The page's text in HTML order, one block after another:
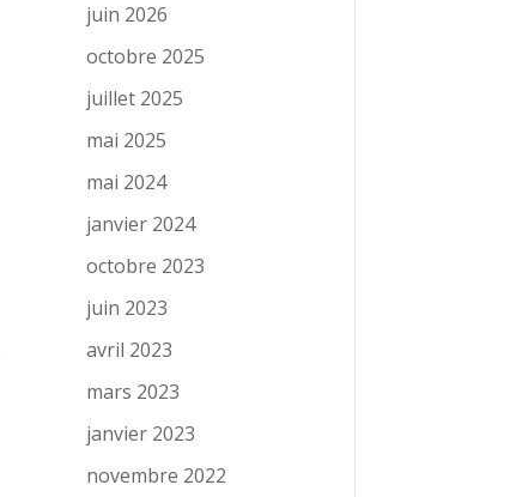
juin 2026
octobre 2025
juillet 2025
mai 2025
mai 2024
janvier 2024
octobre 2023
juin 2023
avril 2023
mars 2023
janvier 2023
novembre 2022